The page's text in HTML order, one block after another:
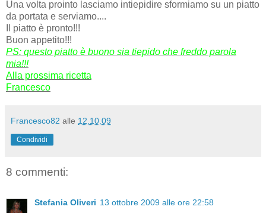
Una volta prointo lasciamo intiepidire sformiamo su un piatto
da portata e serviamo....
Il piatto è pronto!!!
Buon appetito!!!
PS: questo piatto è buono sia tiepido che freddo parola
mia!!!
Alla prossima ricetta
Francesco
Francesco82 alle 12.10.09
Condividi
8 commenti:
Stefania Oliveri 13 ottobre 2009 alle ore 22:58